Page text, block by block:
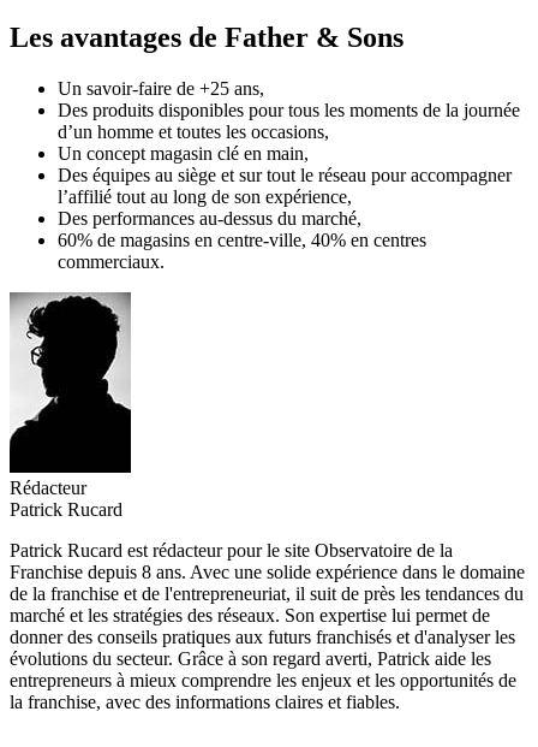
Les avantages de Father & Sons
Un savoir-faire de +25 ans,
Des produits disponibles pour tous les moments de la journée
d’un homme et toutes les occasions,
Un concept magasin clé en main,
Des équipes au siège et sur tout le réseau pour accompagner
l’affilié tout au long de son expérience,
Des performances au-dessus du marché,
60% de magasins en centre-ville, 40% en centres
commerciaux.
Rédacteur
Patrick Rucard
Patrick Rucard est rédacteur pour le site Observatoire de la
Franchise depuis 8 ans. Avec une solide expérience dans le domaine
de la franchise et de l'entrepreneuriat, il suit de près les tendances du
marché et les stratégies des réseaux. Son expertise lui permet de
donner des conseils pratiques aux futurs franchisés et d'analyser les
évolutions du secteur. Grâce à son regard averti, Patrick aide les
entrepreneurs à mieux comprendre les enjeux et les opportunités de
la franchise, avec des informations claires et fiables.